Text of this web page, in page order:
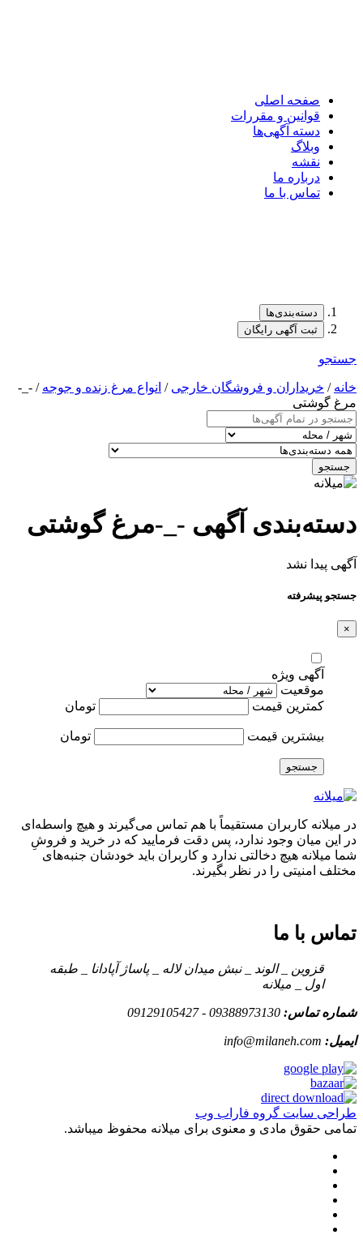
صفحه اصلی
قوانین و مقررات
دسته آگهی‌ها
وبلاگ
نقشه
درباره ما
تماس با ما
دسته‌بندی‌ها
ثبت آگهی رایگان
جستجو
خانه / خریداران و فروشگان خارجی / انواع مرغ زنده و جوجه / -_-
مرغ گوشتی
جستجو
دسته‌بندی آگهی -_-مرغ گوشتی
آگهی پیدا نشد
جستجو پیشرفته
×
آگهی ویژه
موقعیت
کمترین قیمت
تومان
بیشترین قیمت تومان
جستجو
در میلانه کاربران مستقیماً با هم تماس می‌گیرند و هیچ واسطه‌ای
در این میان وجود ندارد، پس دقت فرمایید که در خرید و فروشِ
شما میلانه هیچ دخالتی ندارد و کاربران باید خودشان جنبه‌های
مختلف امنیتی را در نظر بگیرند.
تماس با ما
قزوین _ الوند _ نبش میدان لاله _ پاساژ آپادانا _ طبقه
اول _ میلانه
شماره تماس: 09388973130 - 09129105427
ایمیل: info@milaneh.com
طراحی سایت گروه فاراب وب
تمامی حقوق مادی و معنوی برای میلانه محفوظ میباشد.